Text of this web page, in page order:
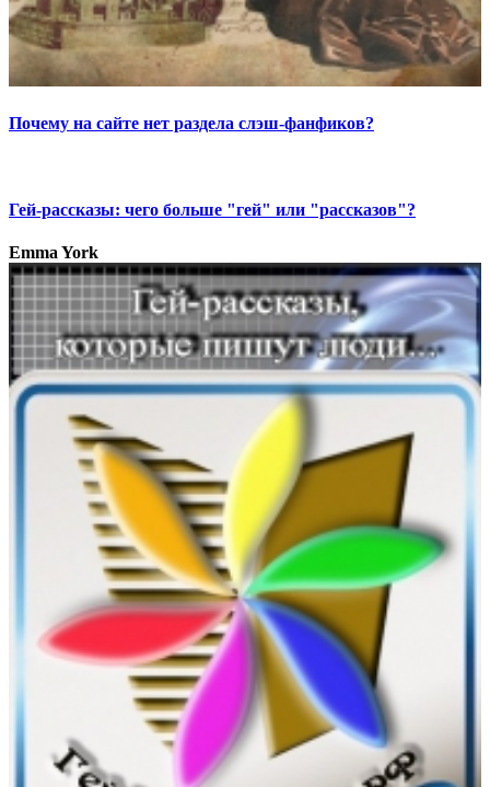
Почему на сайте нет раздела слэш-фанфиков?
Гей-рассказы: чего больше "гей" или "рассказов"?
Emma York